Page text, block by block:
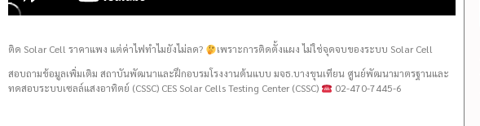
ติด Solar Cell ราคาแพง แต่ค่าไฟทำไมยังไม่ลด?
เพราะการติดตั้งแผง ไม่ใช่จุดจบของระบบ Solar Cell
สอบถามข้อมูลเพิ่มเติม สถาบันพัฒนาและฝึกอบรมโรงงานต้นแบบ มจธ.บางขุนเทียน ศูนย์พัฒนามาตรฐานและ
ทดสอบระบบเซลล์แสงอาทิตย์ (CSSC) CES Solar Cells Testing Center (CSSC)
02-470-7445-6